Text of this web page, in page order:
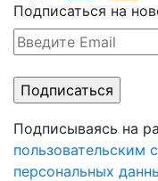
Подписаться на
Подписываясь на
пользовательским
персональных